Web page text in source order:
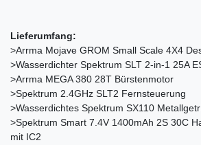
Lieferumfang:
>Arrma Mojave GROM Small Scale 4X4
>Wasserdichter Spektrum SLT 2-in-1 25A
>Arrma MEGA 380 28T Bürstenmotor
>Spektrum 2.4GHz SLT2 Fernsteuerung
>Wasserdichtes Spektrum SX110
>Spektrum Smart 7.4V 1400mAh 2S 30C
mit IC2